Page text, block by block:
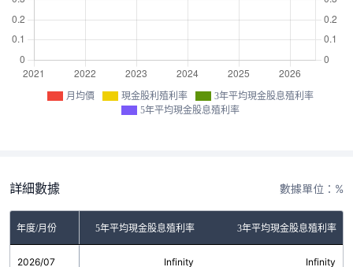
月均價 現金股利殖利率
3年平均現金股息殖利率
5年平均現金股息殖利率
詳細數據 數據單位：%
年度/月份
股利殖利率 5年平均現金股息殖利率 3年平均現金股息殖利率
2026/07
無 Infinity Infinity